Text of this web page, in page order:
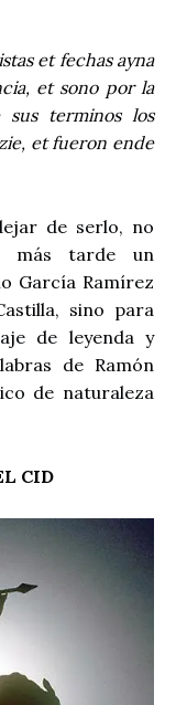
et fechas ayna
et sono por la
terminos los
et fueron ende
de serlo, no
más tarde un
García Ramírez
sino para
de leyenda y
de Ramón
de naturaleza
CID